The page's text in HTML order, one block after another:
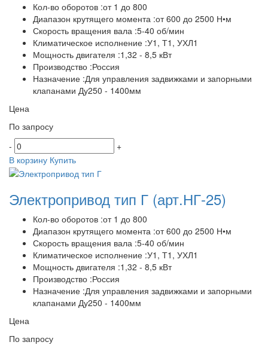
Кол-во оборотов :от 1 до 800
Диапазон крутящего момента :от 600 до 2500 Н•м
Скорость вращения вала :5-40 об/мин
Климатическое исполнение :У1, Т1, УХЛ1
Мощность двигателя :1,32 - 8,5 кВт
Производство :Россия
Назначение :Для управления задвижками и запорными
клапанами Ду250 - 1400мм
Цена
По запросу
-
+
В корзину Купить
Электропривод тип Г (арт.НГ-25)
Кол-во оборотов :от 1 до 800
Диапазон крутящего момента :от 600 до 2500 Н•м
Скорость вращения вала :5-40 об/мин
Климатическое исполнение :У1, Т1, УХЛ1
Мощность двигателя :1,32 - 8,5 кВт
Производство :Россия
Назначение :Для управления задвижками и запорными
клапанами Ду250 - 1400мм
Цена
По запросу